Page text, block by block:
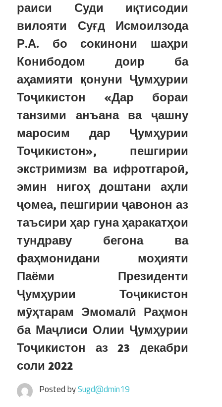
раиси Суди иқтисодии
вилояти Суғд Исмоилзода
Р.А. бо сокинони шаҳри
Конибодом доир ба
аҳамияти қонуни Ҷумҳурии
Тоҷикистон «Дар бораи
танзими анъана ва ҷашну
маросим дар Ҷумҳурии
Тоҷикистон», пешгирии
экстримизм ва ифротгароӣ,
эмин нигоҳ доштани аҳли
ҷомеа, пешгирии ҷавонон аз
таъсири ҳар гуна ҳаракатҳои
тундраву бегона ва
фаҳмонидани моҳияти
Паёми Президенти
Ҷумҳурии Тоҷикистон
мӯҳтарам Эмомалӣ Раҳмон
ба Маҷлиси Олии Ҷумҳурии
Тоҷикистон аз 23 декабри
соли 2022
Posted bySugd@dmin19